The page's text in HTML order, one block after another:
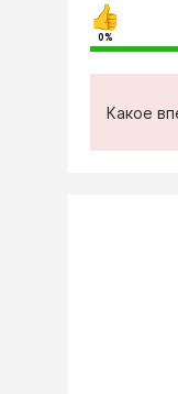
0%
Какое